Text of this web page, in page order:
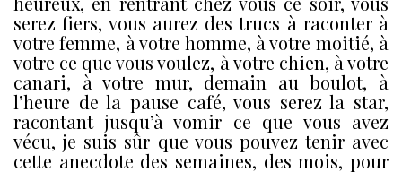
serez fiers, vous aurez des trucs à raconter à
votre femme, à votre homme, à votre moitié, à
votre ce que vous voulez, à votre chien, à votre
canari, à votre mur, demain au boulot, à
l’heure de la pause café, vous serez la star,
racontant jusqu’à vomir ce que vous avez
vécu, je suis sûr que vous pouvez tenir avec
cette anecdote des semaines, des mois, pour